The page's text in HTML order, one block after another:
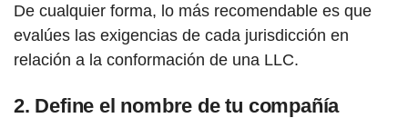
De cualquier forma, lo más recomendable es que
evalúes las exigencias de cada jurisdicción en
relación a la conformación de una LLC.
2. Define el nombre de tu compañía